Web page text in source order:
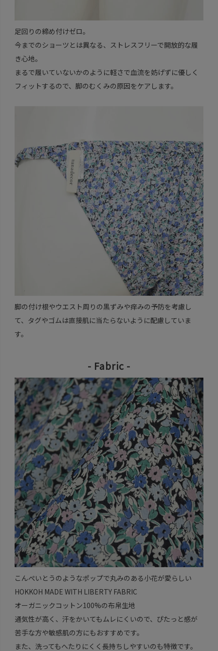
足回りの締め付けゼロ。
今までのショーツとは異なる、ストレスフリーで開放的な履
き心地。
まるで履いていないかのように軽さで血流を妨げずに優しく
フィットするので、脚のむくみの原因をケアします。
脚の付け根やウエスト周りの黒ずみや痒みの予防を考慮し
て、タグやゴムは直接肌に当たらないように配慮していま
す。
- Fabric -
こんぺいとうのようなポップで丸みのある小花が愛らしい
HOKKOH MADE WITH LIBERTY FABRIC
オーガニックコットン100%の布帛生地
通気性が高く、汗をかいてもムレにくいので、ぴたっと感が
苦手な方や敏感肌の方にもおすすめです。
また、洗ってもへたりにくく長持ちしやすいのも特徴です。